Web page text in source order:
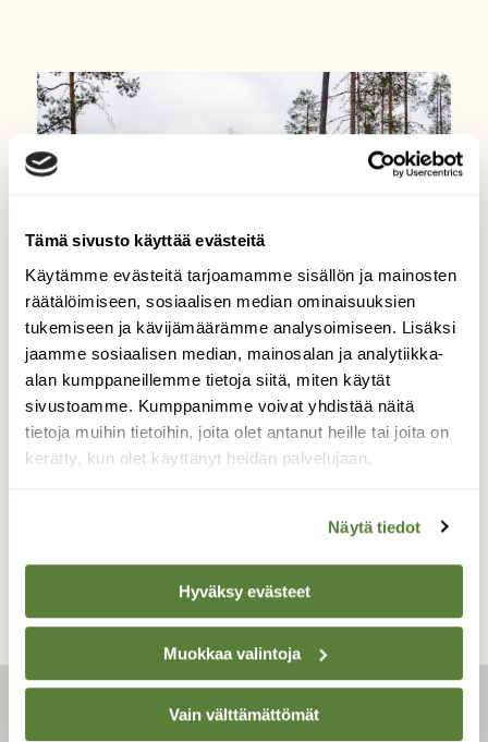
Tämä sivusto käyttää evästeitä
Käytämme evästeitä tarjoamamme sisällön ja mainosten
räätälöimiseen, sosiaalisen median ominaisuuksien
tukemiseen ja kävijämäärämme analysoimiseen. Lisäksi
jaamme sosiaalisen median, mainosalan ja analytiikka-
alan kumppaneillemme tietoja siitä, miten käytät
sivustoamme. Kumppanimme voivat yhdistää näitä
tietoja muihin tietoihin, joita olet antanut heille tai joita on
kerätty, kun olet käyttänyt heidän palvelujaan.
Näytä tiedot
Hyväksy evästeet
Muokkaa valintoja
Vain välttämättömät
RETKIPAIKAT
Suomen ääripisteet: Joen
takana itä
LEHTI